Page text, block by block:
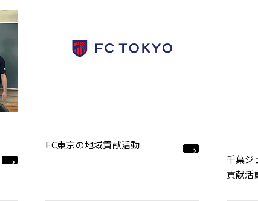
FC東京の地域貢献活動
千葉ジ
貢献活